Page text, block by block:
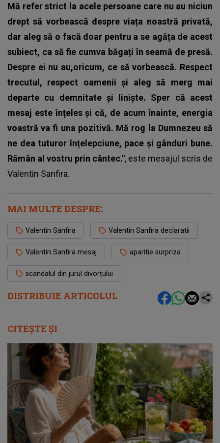
DISTRIBUIE ARTICOLUL
Mă refer strict la acele persoane care nu au niciun
drept să vorbească despre viața noastră privată,
dar aleg să o facă doar pentru a se agăța de acest
subiect, ca să fie cumva băgați în seamă de presă.
Despre ei nu au,oricum, ce să vorbească. Respect
trecutul, respect oamenii și aleg să merg mai
departe cu demnitate și liniște. Sper că acest
mesaj este înțeles și că, de acum înainte, energia
voastră va fi una pozitivă. Mă rog la Dumnezeu să
ne dea tuturor înțelepciune, pace și gânduri bune.
Rămân al vostru prin cântec.", este mesajul scris de
Valentin Sanfira.
MAI MULTE DESPRE:
Valentin Sanfira Valentin Sanfira declaratii
Valentin Sanfira mesaj aparitie surpriza
scandalul din jurul divorțului
CITEȘTE ȘI